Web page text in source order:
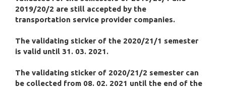
2019/20/2 are still accepted by the
transportation service provider companies.
The validating sticker of the 2020/21/1 semester
is valid until 31. 03. 2021.
The validating sticker of 2020/21/2 semester can
be collected from 08. 02. 2021 until the end of the